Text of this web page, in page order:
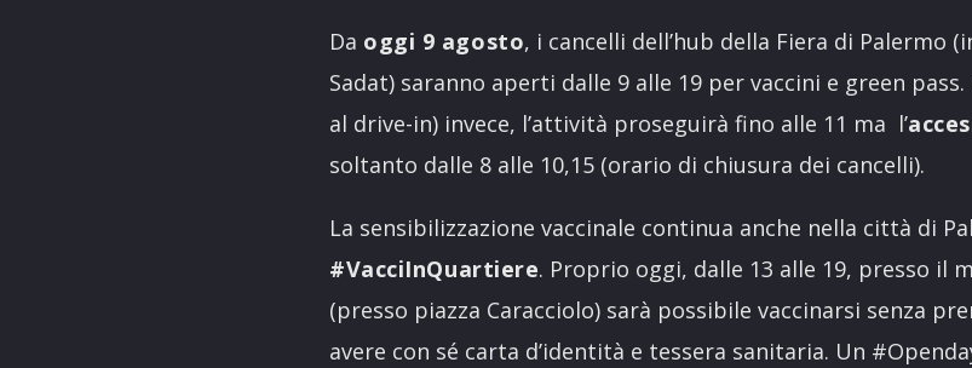
Da oggi 9 agosto, i cancelli dell’hub della Fiera di Palermo
Sadat) saranno aperti dalle 9 alle 19 per vaccini e green
al drive-in) invece, l’attività proseguirà fino alle 11 ma l’
soltanto dalle 8 alle 10,15 (orario di chiusura dei cancelli).
La sensibilizzazione vaccinale continua anche nella città di
#VacciInQuartiere. Proprio oggi, dalle 13 alle 19, presso il
(presso piazza Caracciolo) sarà possibile vaccinarsi senza
avere con sé carta d’identità e tessera sanitaria. Un